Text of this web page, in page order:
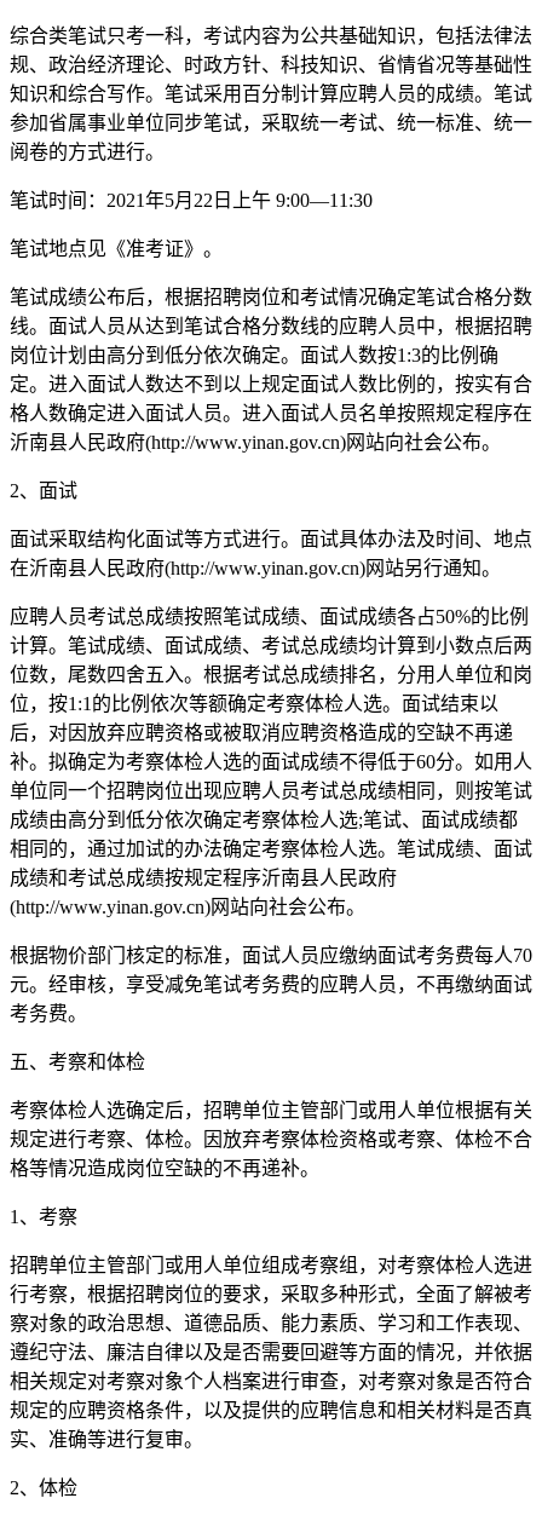
综合类笔试只考一科，考试内容为公共基础知识，包括法律法
规、政治经济理论、时政方针、科技知识、省情省况等基础性
知识和综合写作。笔试采用百分制计算应聘人员的成绩。笔试
参加省属事业单位同步笔试，采取统一考试、统一标准、统一
阅卷的方式进行。
笔试时间：2021年5月22日上午 9:00—11:30
笔试地点见《准考证》。
笔试成绩公布后，根据招聘岗位和考试情况确定笔试合格分数
线。面试人员从达到笔试合格分数线的应聘人员中，根据招聘
岗位计划由高分到低分依次确定。面试人数按1:3的比例确
定。进入面试人数达不到以上规定面试人数比例的，按实有合
格人数确定进入面试人员。进入面试人员名单按照规定程序在
沂南县人民政府(http://www.yinan.gov.cn)网站向社会公布。
2、面试
面试采取结构化面试等方式进行。面试具体办法及时间、地点
在沂南县人民政府(http://www.yinan.gov.cn)网站另行通知。
应聘人员考试总成绩按照笔试成绩、面试成绩各占50%的比例
计算。笔试成绩、面试成绩、考试总成绩均计算到小数点后两
位数，尾数四舍五入。根据考试总成绩排名，分用人单位和岗
位，按1:1的比例依次等额确定考察体检人选。面试结束以
后，对因放弃应聘资格或被取消应聘资格造成的空缺不再递
补。拟确定为考察体检人选的面试成绩不得低于60分。如用人
单位同一个招聘岗位出现应聘人员考试总成绩相同，则按笔试
成绩由高分到低分依次确定考察体检人选;笔试、面试成绩都
相同的，通过加试的办法确定考察体检人选。笔试成绩、面试
成绩和考试总成绩按规定程序沂南县人民政府
(http://www.yinan.gov.cn)网站向社会公布。
根据物价部门核定的标准，面试人员应缴纳面试考务费每人70
元。经审核，享受减免笔试考务费的应聘人员，不再缴纳面试
考务费。
五、考察和体检
考察体检人选确定后，招聘单位主管部门或用人单位根据有关
规定进行考察、体检。因放弃考察体检资格或考察、体检不合
格等情况造成岗位空缺的不再递补。
1、考察
招聘单位主管部门或用人单位组成考察组，对考察体检人选进
行考察，根据招聘岗位的要求，采取多种形式，全面了解被考
察对象的政治思想、道德品质、能力素质、学习和工作表现、
遵纪守法、廉洁自律以及是否需要回避等方面的情况，并依据
相关规定对考察对象个人档案进行审查，对考察对象是否符合
规定的应聘资格条件，以及提供的应聘信息和相关材料是否真
实、准确等进行复审。
2、体检